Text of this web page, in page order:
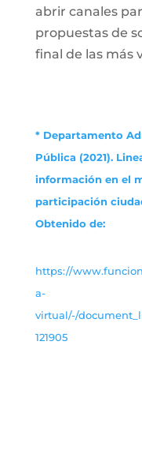
abrir canales
propuestas de
final de las más
* Departamento
Pública (2021).
información en el
participación
Obtenido de:
https://
a-
virtual/-/
121905